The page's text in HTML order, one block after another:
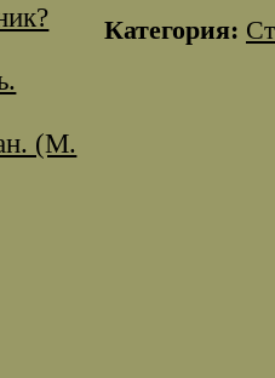
(М.
Категория: